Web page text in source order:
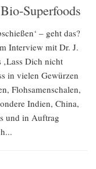
Superfoods
– geht das?
Interview mit Dr. J.
Dich nicht
in vielen Gewürzen
Flohsamenschalen,
Indien, China,
und in Auftrag